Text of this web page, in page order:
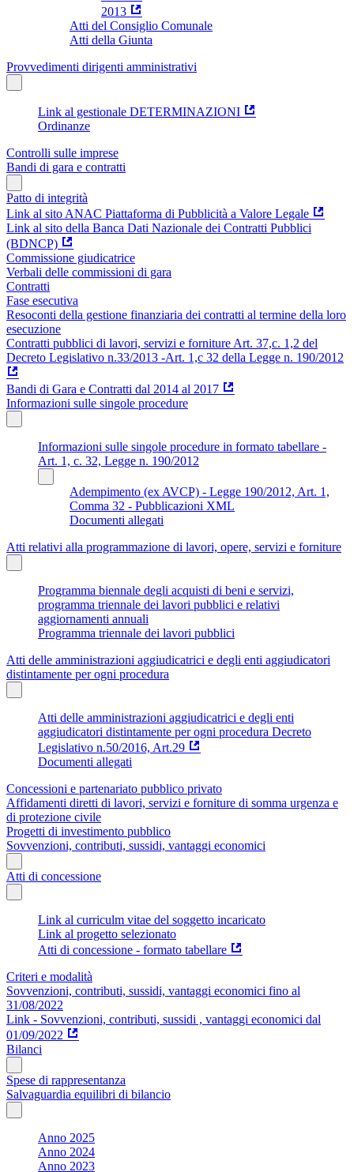
2013
Atti del Consiglio Comunale
Atti della Giunta
Provvedimenti dirigenti amministrativi
Link al gestionale DETERMINAZIONI
Ordinanze
Controlli sulle imprese
Bandi di gara e contratti
Patto di integrità
Link al sito ANAC Piattaforma di Pubblicità a Valore Legale
Link al sito della Banca Dati Nazionale dei Contratti Pubblici
(BDNCP)
Commissione giudicatrice
Verbali delle commissioni di gara
Contratti
Fase esecutiva
Resoconti della gestione finanziaria dei contratti al termine della loro
esecuzione
Contratti pubblici di lavori, servizi e forniture Art. 37,c. 1,2 del
Decreto Legislativo n.33/2013 -Art. 1,c 32 della Legge n. 190/2012
Bandi di Gara e Contratti dal 2014 al 2017
Informazioni sulle singole procedure
Informazioni sulle singole procedure in formato tabellare -
Art. 1, c. 32, Legge n. 190/2012
Adempimento (ex AVCP) - Legge 190/2012, Art. 1,
Comma 32 - Pubblicazioni XML
Documenti allegati
Atti relativi alla programmazione di lavori, opere, servizi e forniture
Programma biennale degli acquisti di beni e servizi,
programma triennale dei lavori pubblici e relativi
aggiornamenti annuali
Programma triennale dei lavori pubblici
Atti delle amministrazioni aggiudicatrici e degli enti aggiudicatori
distintamente per ogni procedura
Atti delle amministrazioni aggiudicatrici e degli enti
aggiudicatori distintamente per ogni procedura Decreto
Legislativo n.50/2016, Art.29
Documenti allegati
Concessioni e partenariato pubblico privato
Affidamenti diretti di lavori, servizi e forniture di somma urgenza e
di protezione civile
Progetti di investimento pubblico
Sovvenzioni, contributi, sussidi, vantaggi economici
Atti di concessione
Link al curriculm vitae del soggetto incaricato
Link al progetto selezionato
Atti di concessione - formato tabellare
Criteri e modalità
Sovvenzioni, contributi, sussidi, vantaggi economici fino al
31/08/2022
Link - Sovvenzioni, contributi, sussidi , vantaggi economici dal
01/09/2022
Bilanci
Spese di rappresentanza
Salvaguardia equilibri di bilancio
Anno 2025
Anno 2024
Anno 2023